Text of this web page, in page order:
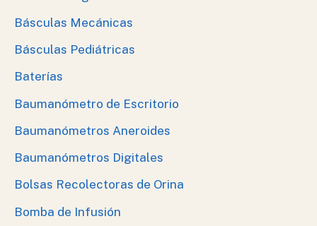
Básculas Mecánicas
Básculas Pediátricas
Baterías
Baumanómetro de Escritorio
Baumanómetros Aneroides
Baumanómetros Digitales
Bolsas Recolectoras de Orina
Bomba de Infusión